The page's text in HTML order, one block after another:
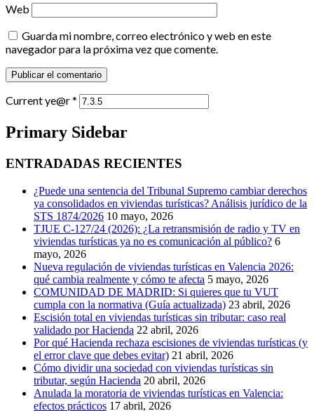
Web
Guarda mi nombre, correo electrónico y web en este
navegador para la próxima vez que comente.
Current ye@r*
Primary Sidebar
ENTRADADAS RECIENTES
¿Puede una sentencia del Tribunal Supremo cambiar derechos
ya consolidados en viviendas turísticas? Análisis jurídico de la
STS 1874/2026 10 mayo, 2026
TJUE C-127/24 (2026): ¿La retransmisión de radio y TV en
viviendas turísticas ya no es comunicación al público? 6
mayo, 2026
Nueva regulación de viviendas turísticas en Valencia 2026:
qué cambia realmente y cómo te afecta 5 mayo, 2026
COMUNIDAD DE MADRID: Si quieres que tu VUT
cumpla con la normativa (Guía actualizada) 23 abril, 2026
Escisión total en viviendas turísticas sin tributar: caso real
validado por Hacienda 22 abril, 2026
Por qué Hacienda rechaza escisiones de viviendas turísticas (y
el error clave que debes evitar) 21 abril, 2026
Cómo dividir una sociedad con viviendas turísticas sin
tributar, según Hacienda 20 abril, 2026
Anulada la moratoria de viviendas turísticas en Valencia:
efectos prácticos 17 abril, 2026